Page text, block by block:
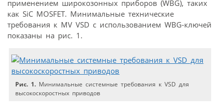
применением широкозонных приборов (WBG), таких
как SiC MOSFET. Минимальные технические
требования к MV VSD с использованием WBG-ключей
показаны на рис. 1.
Рис. 1. Минимальные системные требования к VSD для
высокоскоростных приводов